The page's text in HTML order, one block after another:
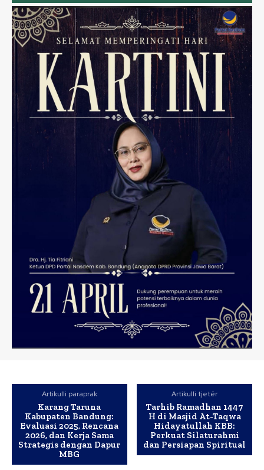
Artikulli paraprak
Karang Taruna
Kabupaten Bandung:
Evaluasi 2025, Rencana
2026, dan Kerja Sama
Strategis dengan Dapur
MBG
Artikulli tjetër
Tarhib Ramadhan 1447
H di Masjid At-Taqwa
Hidayatullah KBB:
Perkuat Silaturahmi
dan Persiapan Spiritual